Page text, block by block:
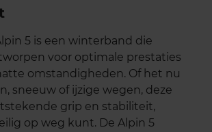
5 is een winterband die
voor optimale prestaties
omstandigheden. Of het nu
sneeuw of ijzige wegen, deze
grip en stabiliteit,
op weg kunt. De Alpin 5